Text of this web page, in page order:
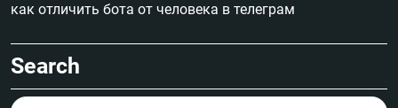
как отличить бота от человека в телеграм
Search